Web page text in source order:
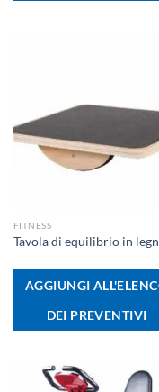
FITNESS
Tavola di equilibrio in
AGGIUNGI
DEI PREVENTIVI